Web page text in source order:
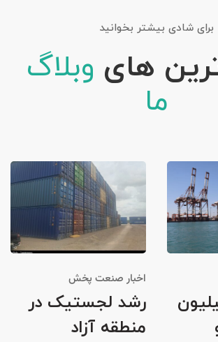
برای شادی بیشتر بخوانید
های وبلاگ
ما
۲۵ میلیون
اخبار صنعت پخش
رشد لجستیک در
منطقه آزاد